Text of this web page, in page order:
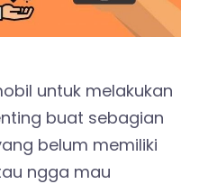
untuk melakukan
buat sebagian
belum memiliki
ngga mau